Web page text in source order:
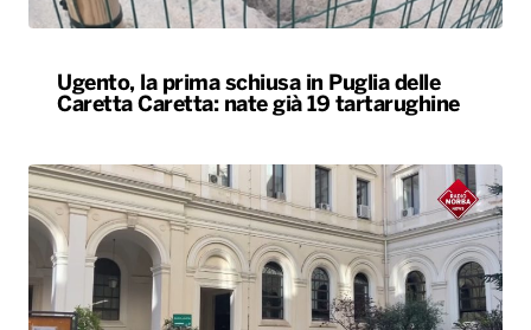
Ugento, la prima schiusa in Puglia delle
Caretta Caretta: nate già 19 tartarughine